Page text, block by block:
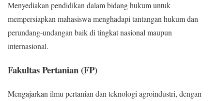
Menyediakan pendidikan dalam bidang hukum untuk
mempersiapkan mahasiswa menghadapi tantangan hukum dan
perundang-undangan baik di tingkat nasional maupun
internasional.
Fakultas Pertanian (FP)
Mengajarkan ilmu pertanian dan teknologi agroindustri, dengan